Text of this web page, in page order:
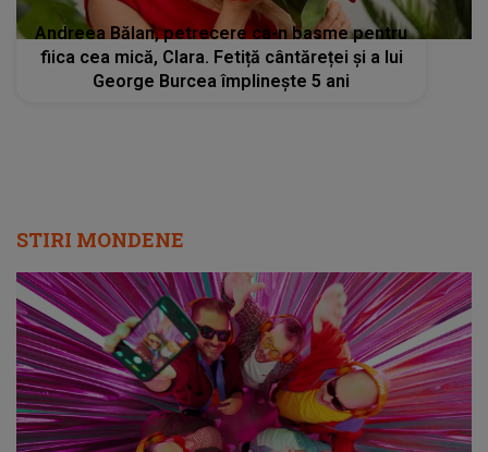
Andreea Bălan, petrecere ca-n basme pentru
fiica cea mică, Clara. Fetiță cântăreței și a lui
George Burcea împlinește 5 ani
STIRI MONDENE